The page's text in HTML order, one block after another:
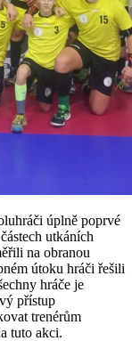
úplně poprvé
utkáních
na obranou
útoku hráči řešili
hráče je
přístup
trenérům
tuto akci.